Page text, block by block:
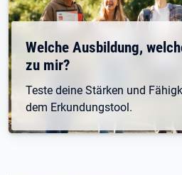
Welche Ausbildung,
zu mir?
Teste deine Stärken und
dem Erkundungstool.